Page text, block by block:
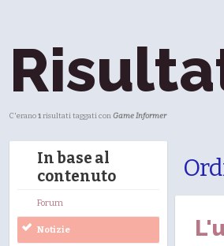
C'erano1risultati taggati conGame Informer
In base al
contenuto
Forum
Notizie